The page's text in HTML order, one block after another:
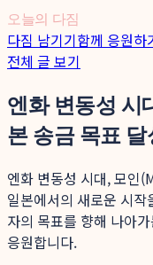
오늘의 다짐
다짐 남기기함께 응원하
전체 글 보기
엔화 변동성 시
본 송금 목표
엔화 변동성 시대, 모인
일본에서의 새로운 시
자의 목표를 향해 나아
응원합니다.